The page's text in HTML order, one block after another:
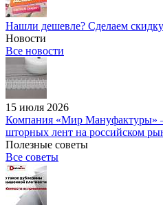
Нашли дешевле? Сделаем
Новости
Все новости
15 июля 2026
Компания «Мир
шторных лент на российском
Полезные советы
Все советы